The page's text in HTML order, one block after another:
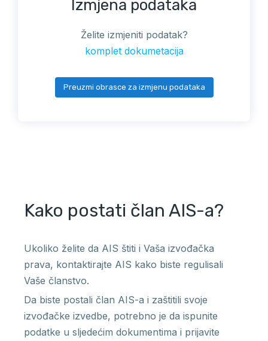
Izmjena podataka
Želite izmjeniti podatak?
komplet dokumetacija
Preuzmi obrasce za izmjenu podataka
Kako postati član AIS-a?
Ukoliko želite da AIS štiti i Vaša izvođačka
prava, kontaktirajte AIS kako biste regulisali
Vaše članstvo.
Da biste postali član AIS-a i zaštitili svoje
izvođačke izvedbe, potrebno je da ispunite
podatke u sljedećim dokumentima i prijavite